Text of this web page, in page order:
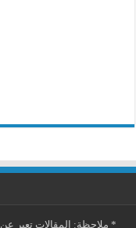
* ملاحظة: المقالات تعبر